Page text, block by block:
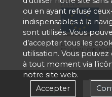
ou en ayant refusé
indispensables à la
sont utilisés. Vous
d’accepter tous les
utilisation. Vous
à tout moment via
notre site web.
Accepter